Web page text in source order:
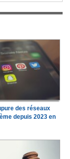
des réseaux
depuis 2023 en